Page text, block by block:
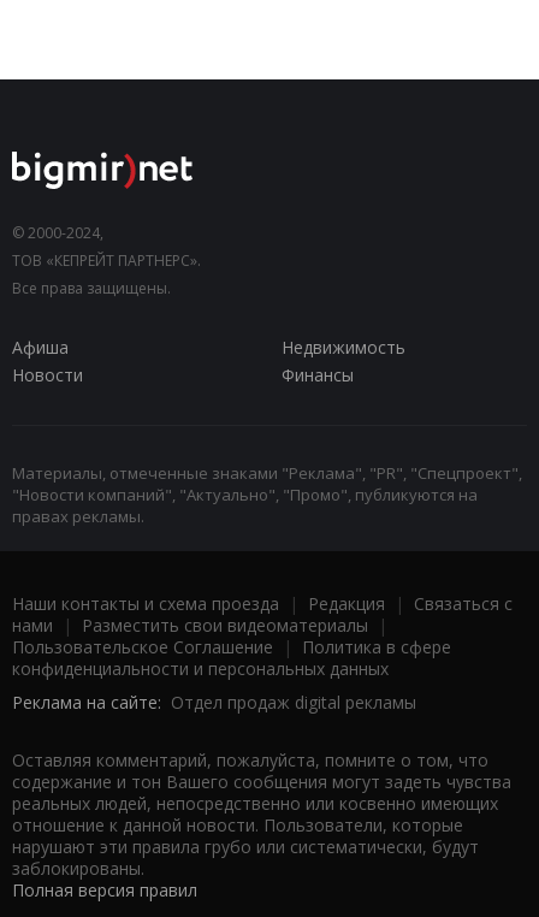
© 2000-2024,
ТОВ «КЕПРЕЙТ ПАРТНЕРС».
Все права защищены.
Афиша
Недвижимость
Новости
Финансы
Материалы, отмеченные знаками "Реклама", "PR", "Спецпроект",
"Новости компаний", "Актуально", "Промо", публикуются на
правах рекламы.
Наши контакты и схема проезда | Редакция | Связаться с
нами | Разместить свои видеоматериалы |
Пользовательское Соглашение |
Политика в сфере
конфиденциальности и персональных данных
Реклама на сайте: Отдел продаж digital рекламы
Оставляя комментарий, пожалуйста, помните о том, что
содержание и тон Вашего сообщения могут задеть чувства
реальных людей, непосредственно или косвенно имеющих
отношение к данной новости. Пользователи, которые
нарушают эти правила грубо или систематически, будут
заблокированы.
Полная версия правил